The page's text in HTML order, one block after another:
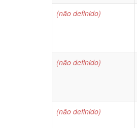
(não definido)
(não definido)
(não definido)